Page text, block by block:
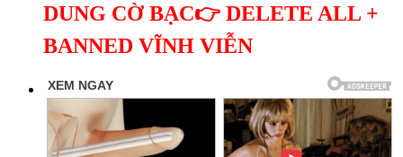
DUNG CỜ BẠC👉 DELETE ALL +
BANNED VĨNH VIỄN